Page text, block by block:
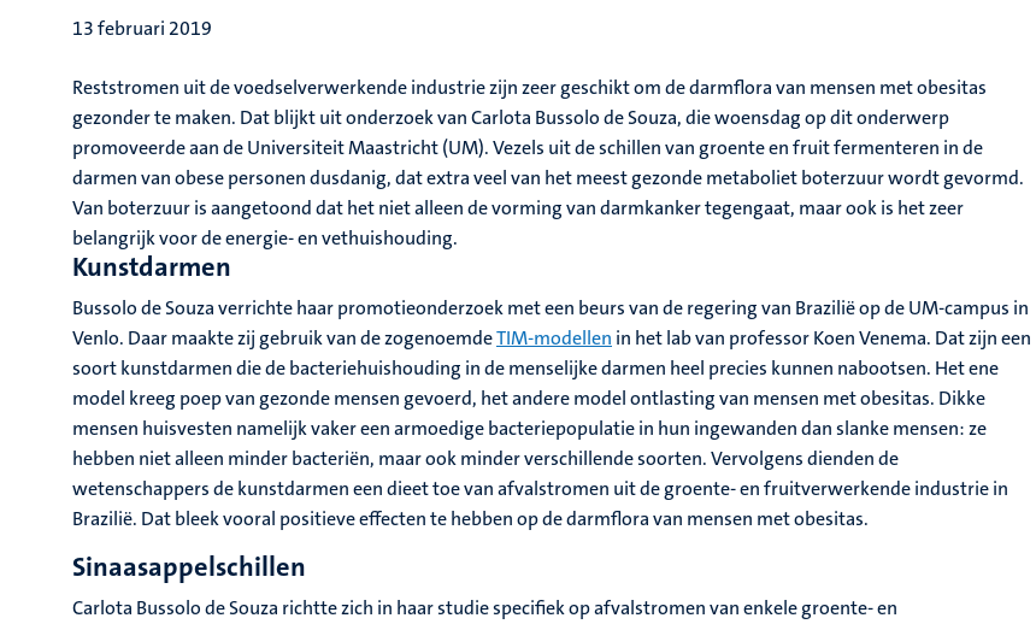
13 februari 2019
Reststromen uit de voedselverwerkende industrie zijn zeer geschikt om de darmflora van mensen met obesitas
gezonder te maken. Dat blijkt uit onderzoek van Carlota Bussolo de Souza, die woensdag op dit onderwerp
promoveerde aan de Universiteit Maastricht (UM). Vezels uit de schillen van groente en fruit fermenteren in de
darmen van obese personen dusdanig, dat extra veel van het meest gezonde metaboliet boterzuur wordt gevormd.
Van boterzuur is aangetoond dat het niet alleen de vorming van darmkanker tegengaat, maar ook is het zeer
belangrijk voor de energie- en vethuishouding.
Kunstdarmen
Bussolo de Souza verrichte haar promotieonderzoek met een beurs van de regering van Brazilië op de UM-campus in
Venlo. Daar maakte zij gebruik van de zogenoemdeTIM-modellen in het lab van professor Koen Venema. Dat zijn een
soort kunstdarmen die de bacteriehuishouding in de menselijke darmen heel precies kunnen nabootsen. Het ene
model kreeg poep van gezonde mensen gevoerd, het andere model ontlasting van mensen met obesitas. Dikke
mensen huisvesten namelijk vaker een armoedige bacteriepopulatie in hun ingewanden dan slanke mensen: ze
hebben niet alleen minder bacteriën, maar ook minder verschillende soorten. Vervolgens dienden de
wetenschappers de kunstdarmen een dieet toe van afvalstromen uit de groente- en fruitverwerkende industrie in
Brazilië. Dat bleek vooral positieve effecten te hebben op de darmflora van mensen met obesitas.
Sinaasappelschillen
Carlota Bussolo de Souza richtte zich in haar studie specifiek op afvalstromen van enkele groente- en